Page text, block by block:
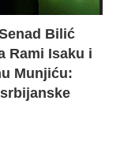
Bilić
Rami Isaku i
Munjiću: